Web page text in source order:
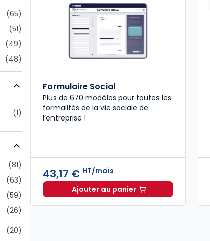
65
51
49
48
47
35
32
30
24
1
81
63
59
26
20
Formulaire Social
Plus de 670 modèles pour toutes les
formalités de la vie sociale de
l’entreprise !
43,17 € HT/mois
Ajouter au panierFormulaire Social à 43,17 €